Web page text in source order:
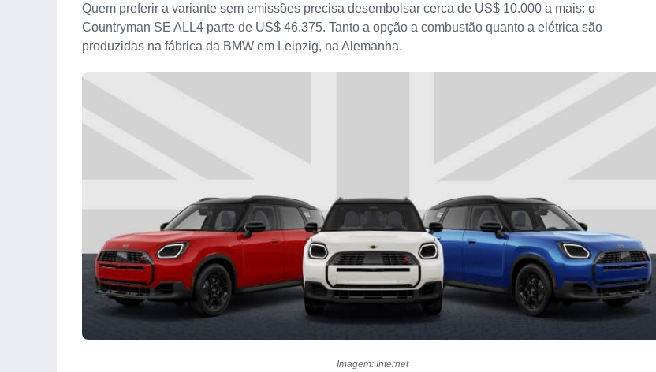
Quem preferir a variante sem emissões precisa desembolsar cerca de US$ 10.000 a mais: o
Countryman SE ALL4 parte de US$ 46.375. Tanto a opção a combustão quanto a elétrica são
produzidas na fábrica da BMW em Leipzig, na Alemanha.
Imagem: Internet